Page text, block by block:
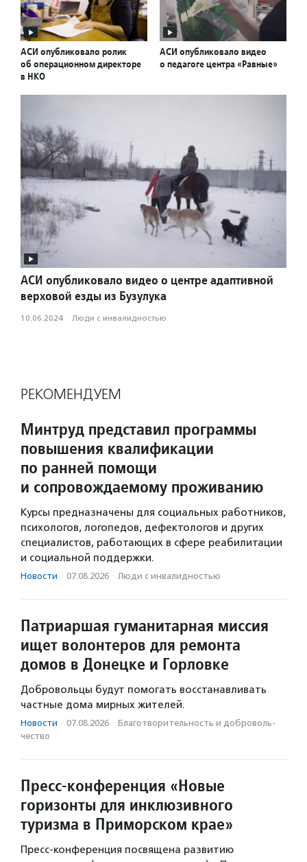
АСИ опубликовало ролик
об операционном директоре
в НКО
АСИ опубликовало видео
о педагоге центра «Равные»
АСИ опубликовало видео о центре адаптивной
верховой езды из Бузулука
10.06.2024 · Люди с инвалидностью
РЕКОМЕНДУЕМ
Минтруд представил программы
повышения квалификации
по ранней помощи
и сопровождаемому проживанию
Курсы предназначены для социальных работников,
психологов, логопедов, дефектологов и других
специалистов, работающих в сфере реабилитации
и социальной поддержки.
Новости · 07.08.2026 · Люди с инвалидностью
Патриаршая гуманитарная миссия
ищет волонтеров для ремонта
домов в Донецке и Горловке
Добровольцы будут помогать восстанавливать
частные дома мирных жителей.
Новости · 07.08.2026 · Благотвори­тель­ность и доброволь­
чест­во
Пресс-конференция «Новые
горизонты для инклюзивного
туризма в Приморском крае»
Пресс-конференция посвящена развитию